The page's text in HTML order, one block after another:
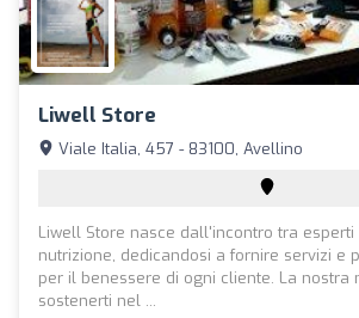
Liwell Store
Viale Italia, 457 - 83100, Avellino
Liwell Store nasce dall'incontro tra
nutrizione, dedicandosi a fornire servizi e
per il benessere di ogni cliente. La nostra
sostenerti nel ...